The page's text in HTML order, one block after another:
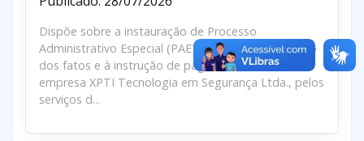
Dispõe sobre a instauração de Processo
Administrativo Especial (PAE) destinado à apuração
dos fatos e à instrução de pagamento retroativo à
empresa XPTI Tecnologia em Segurança Ltda., pelos
serviços d...